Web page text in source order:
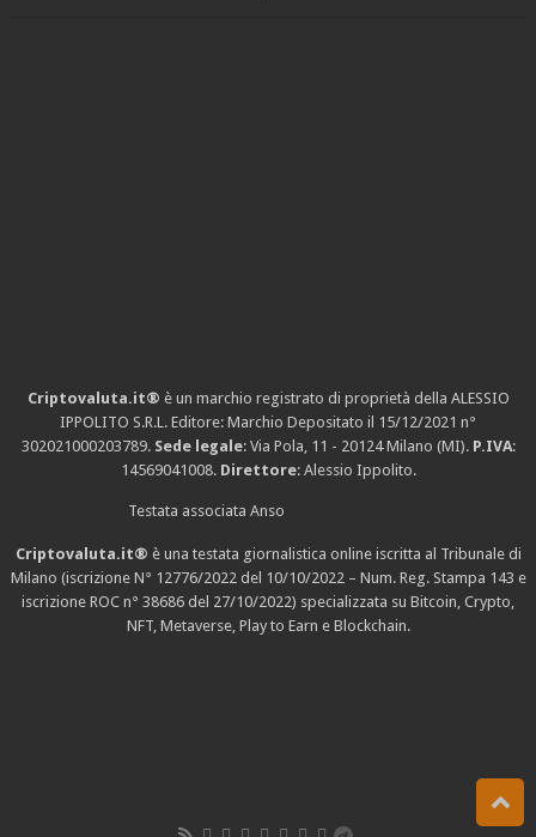
Criptovaluta.it® è un marchio registrato di proprietà della ALESSIO
IPPOLITO S.R.L. Editore: Marchio Depositato il 15/12/2021 n°
302021000203789. Sede legale: Via Pola, 11 - 20124 Milano (MI). P.IVA:
14569041008. Direttore: Alessio Ippolito.
Testata associata Anso
Criptovaluta.it® è una testata giornalistica online iscritta al Tribunale di
Milano (iscrizione N° 12776/2022 del 10/10/2022 – Num. Reg. Stampa 143 e
iscrizione ROC n° 38686 del 27/10/2022) specializzata su Bitcoin, Crypto,
NFT, Metaverse, Play to Earn e Blockchain.